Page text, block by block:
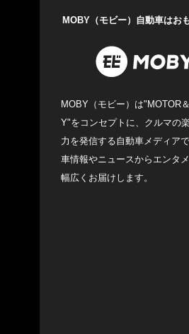
MOBY（モビー）自動車はお
MOBY（モビー）は"MOTOR
Y"をコンセプトに、クルマの
力を発信する自動車メディア
車情報やニュースからエンタ
幅広くお届けします。